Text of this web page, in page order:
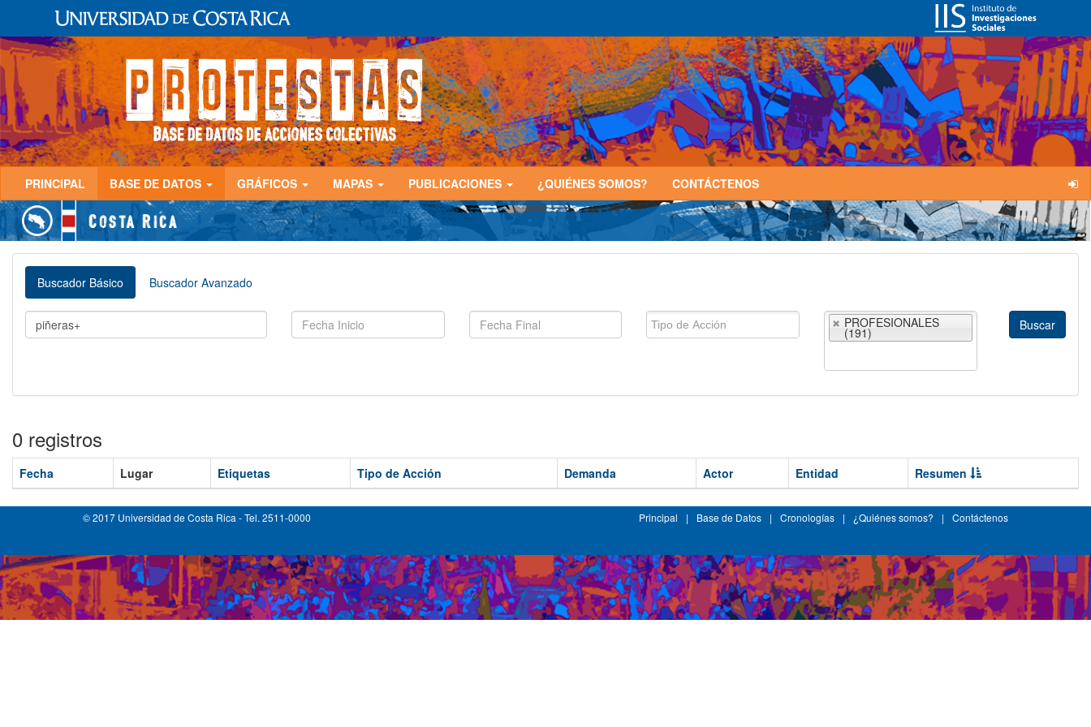
PRINCIPAL BASE DE DATOS GRÁFICOS MAPAS PUBLICACIONES ¿QUIÉNES SOMOS? CONTÁCTENOS
Buscador Básico Buscador Avanzado
PROFESIONALES
(191)
0 registros
Fecha Lugar Etiquetas Tipo de Acción Demanda Actor Entidad Resumen
© 2017 Universidad de Costa Rica - Tel. 2511-0000 Principal | Base de Datos | Cronologías | ¿Quiénes somos? | Contáctenos